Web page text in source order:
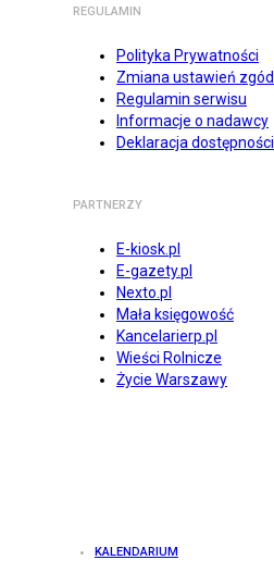
REGULAMIN
Polityka Prywatności
Zmiana ustawień zgód
Regulamin serwisu
Informacje o nadawcy
Deklaracja dostępności
PARTNERZY
E-kiosk.pl
E-gazety.pl
Nexto.pl
Mała księgowość
Kancelarierp.pl
Wieści Rolnicze
Życie Warszawy
KALENDARIUM